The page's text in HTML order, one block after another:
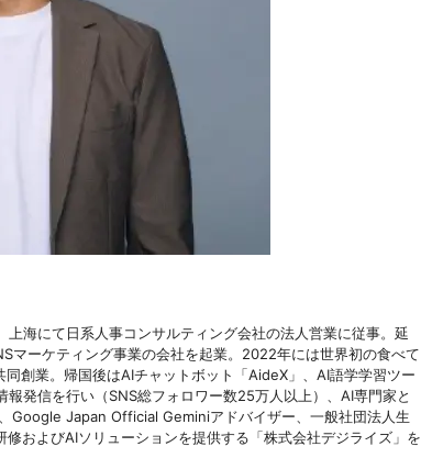
海にて日系人事コンサルティング会社の法人営業に従事。延
マーケティング事業の会社を起業。2022年には世界初の食べて
創業。帰国後はAIチャットボット「AideX」、AI語学学習ツー
発信を行い（SNS総フォロワー数25万人以上）、AI専門家と
Google Japan Official Geminiアドバイザー、一般社団法人生
およびAIソリューションを提供する「株式会社デジライズ」を